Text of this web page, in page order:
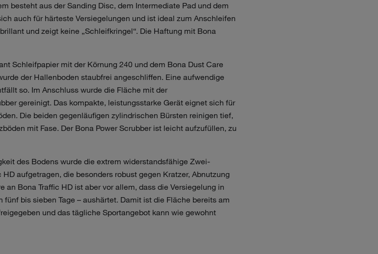
besteht aus der Sanding Disc, dem Intermediate Pad und dem
auch für härteste Versiegelungen und ist ideal zum Anschleifen
und zeigt keine „Schleifkringel“. Die Haftung mit Bona
Schleifpapier mit der Körnung 240 und dem Bona Dust Care
der Hallenboden staubfrei angeschliffen. Eine aufwendige
so. Im Anschluss wurde die Fläche mit der
gereinigt. Das kompakte, leistungsstarke Gerät eignet sich für
Die beiden gegenläufigen zylindrischen Bürsten reinigen tief,
mit Fase. Der Bona Power Scrubber ist leicht aufzufüllen, zu
des Bodens wurde die extrem widerstandsfähige Zwei-
aufgetragen, die besonders robust gegen Kratzer, Abnutzung
an Bona Traffic HD ist aber vor allem, dass die Versiegelung in
bis sieben Tage – aushärtet. Damit ist die Fläche bereits am
und das tägliche Sportangebot kann wie gewohnt